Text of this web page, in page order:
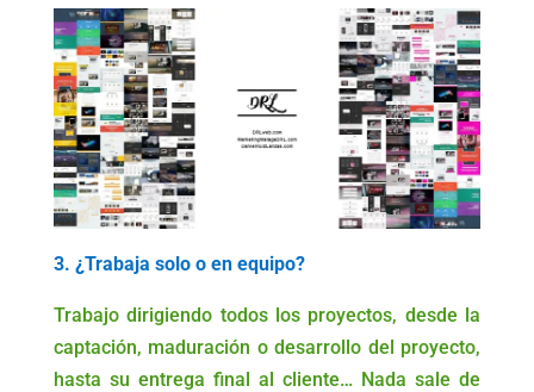
3. ¿Trabaja solo o en equipo?
Trabajo dirigiendo todos los proyectos, desde la
captación, maduración o desarrollo del proyecto,
hasta su entrega final al cliente… Nada sale de